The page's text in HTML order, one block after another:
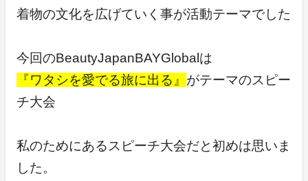
着物の文化を広げていく事が活動テーマでした
今回のBeautyJapanBAYGlobalは
『ワタシを愛でる旅に出る』 がテーマのスピー
チ大会
私のためにあるスピーチ大会だと初めは思いま
した。